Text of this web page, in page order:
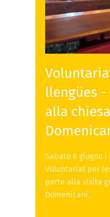
llengües
alla
Sabato 6 giugno
Voluntariat per
parte alla visita
Domenicani.